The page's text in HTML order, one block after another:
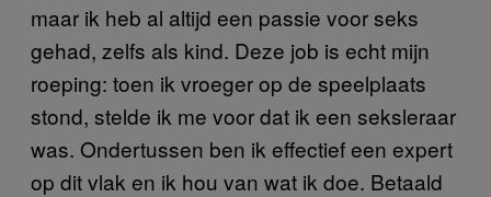
maar ik heb al altijd een passie voor seks
gehad, zelfs als kind. Deze job is echt mijn
roeping: toen ik vroeger op de speelplaats
stond, stelde ik me voor dat ik een seksleraar
was. Ondertussen ben ik effectief een expert
op dit vlak en ik hou van wat ik doe. Betaald